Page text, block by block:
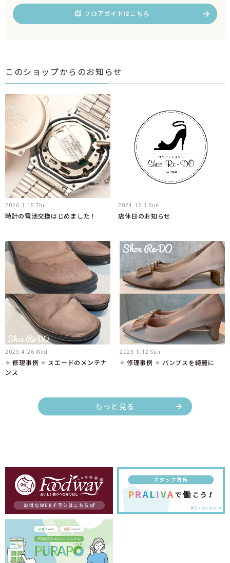
フロアガイドはこちら
このショップからのお知らせ
2026.1.15 Thu
時計の電池交換はじめました！
2024.12.1 Sun
店休日のお知らせ
2023.4.26 Wed
✧ 修理事例 ✧ スエードのメンテナ
ンス
2023.3.12 Sun
✧ 修理事例 ✧ パンプスを綺麗に
もっと見る